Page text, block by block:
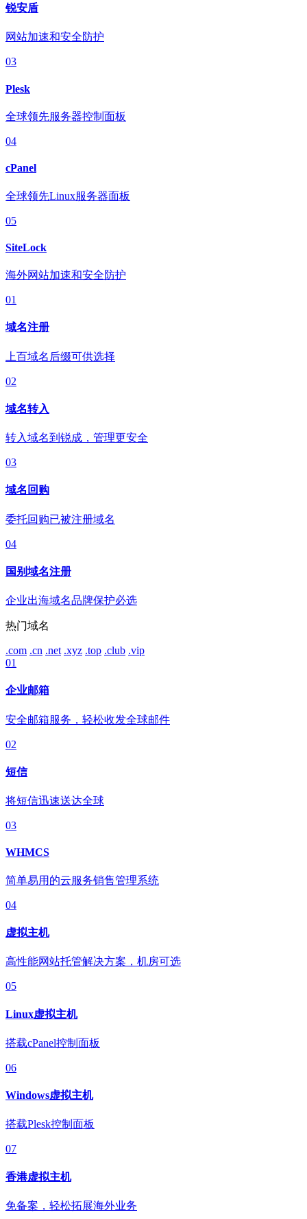
锐安盾
网站加速和安全防护
03
Plesk
全球领先服务器控制面板
04
cPanel
全球领先Linux服务器面板
05
SiteLock
海外网站加速和安全防护
01
域名注册
上百域名后缀可供选择
02
域名转入
转入域名到锐成，管理更安全
03
域名回购
委托回购已被注册域名
04
国别域名注册
企业出海域名品牌保护必选
热门域名
.com .cn .net .xyz .top .club .vip
01
企业邮箱
安全邮箱服务，轻松收发全球邮件
02
短信
将短信迅速送达全球
03
WHMCS
简单易用的云服务销售管理系统
04
虚拟主机
高性能网站托管解决方案，机房可选
05
Linux虚拟主机
搭载cPanel控制面板
06
Windows虚拟主机
搭载Plesk控制面板
07
香港虚拟主机
免备案，轻松拓展海外业务